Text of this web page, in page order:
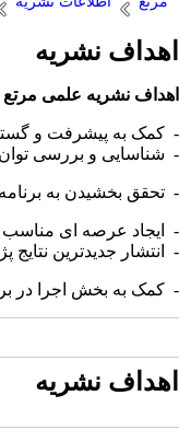
اهداف نشریه
اهداف نشریه علمی مرتع
- کمک به پیشرفت و
- شناسایی و بررسی توان
- تحقق بخشیدن به
- ایجاد عرصه ­ای مناسب
- انتشار جدیدترین
- کمک به بخش اجرا در
اهداف نشریه